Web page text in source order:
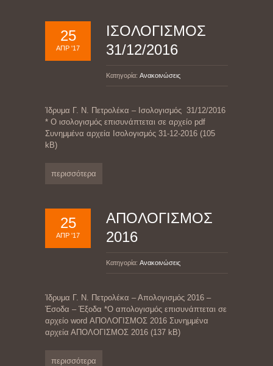
25
ΑΠΡ '17
ΙΣΟΛΟΓΙΣΜΟΣ
31/12/2016
Κατηγορία: Ανακοινώσεις
Ίδρυμα Γ. Ν. Πετρολέκα – Ισολογισμός 31/12/2016
* Ο ισολογισμός επισυνάπτεται σε αρχείο pdf
Συνημμένα αρχεία Ισολογισμός 31-12-2016 (105
kB)
περισσότερα
25
ΑΠΡ '17
ΑΠΟΛΟΓΙΣΜΟΣ
2016
Κατηγορία: Ανακοινώσεις
Ίδρυμα Γ. Ν. Πετρολέκα – Απολογισμός 2016 –
Έσοδα – Έξοδα *Ο απολογισμός επισυνάπτεται σε
αρχείο word ΑΠΟΛΟΓΙΣΜΟΣ 2016 Συνημμένα
αρχεία ΑΠΟΛΟΓΙΣΜΟΣ 2016 (137 kB)
περισσότερα